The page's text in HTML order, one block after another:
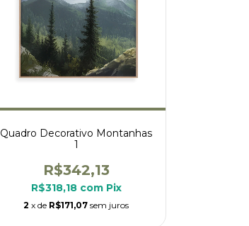
Quadro Decorativo Montanhas
1
R$342,13
R$318,18 com Pix
2 x de R$171,07 sem juros